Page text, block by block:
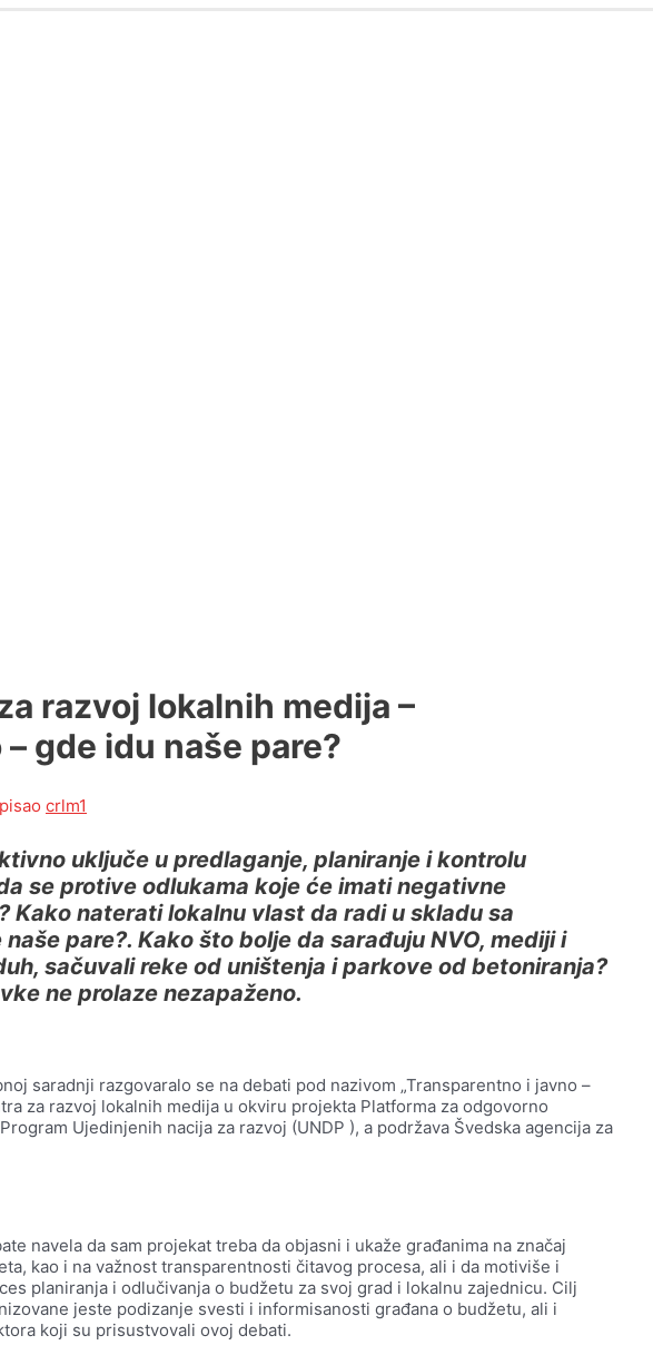
razvoj lokalnih medija –
gde idu naše pare?
crlm1
uključe u predlaganje, planiranje i kontrolu
se protive odlukama koje će imati negativne
naterati lokalnu vlast da radi u skladu sa
pare?. Kako što bolje da sarađuju NVO, mediji i
sačuvali reke od uništenja i parkove od betoniranja?
ne prolaze nezapaženo.
saradnji razgovaralo se na debati pod nazivom „Transparentno i javno –
za razvoj lokalnih medija u okviru projekta Platforma za odgovorno
Ujedinjenih nacija za razvoj (UNDP ), a podržava Švedska agencija za
navela da sam projekat treba da objasni i ukaže građanima na značaj
kao i na važnost transparentnosti čitavog procesa, ali i da motiviše i
planiranja i odlučivanja o budžetu za svoj grad i lokalnu zajednicu. Cilj
jeste podizanje svesti i informisanosti građana o budžetu, ali i
koji su prisustvovali ovoj debati.